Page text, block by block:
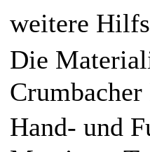
weitere
Die
Hand- und